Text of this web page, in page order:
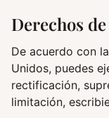
Derechos
De acuerdo con
Unidos, puedes
rectificación,
limitación,